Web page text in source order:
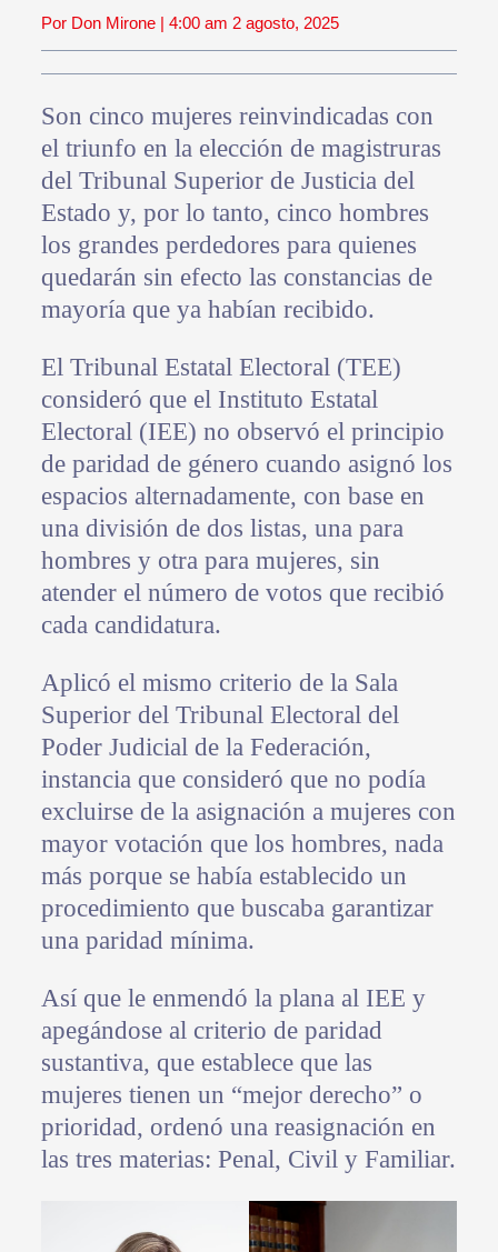
Por Don Mirone | 4:00 am 2 agosto, 2025
Son cinco mujeres reinvindicadas con
el triunfo en la elección de magistruras
del Tribunal Superior de Justicia del
Estado y, por lo tanto, cinco hombres
los grandes perdedores para quienes
quedarán sin efecto las constancias de
mayoría que ya habían recibido.
El Tribunal Estatal Electoral (TEE)
consideró que el Instituto Estatal
Electoral (IEE) no observó el principio
de paridad de género cuando asignó los
espacios alternadamente, con base en
una división de dos listas, una para
hombres y otra para mujeres, sin
atender el número de votos que recibió
cada candidatura.
Aplicó el mismo criterio de la Sala
Superior del Tribunal Electoral del
Poder Judicial de la Federación,
instancia que consideró que no podía
excluirse de la asignación a mujeres con
mayor votación que los hombres, nada
más porque se había establecido un
procedimiento que buscaba garantizar
una paridad mínima.
Así que le enmendó la plana al IEE y
apegándose al criterio de paridad
sustantiva, que establece que las
mujeres tienen un “mejor derecho” o
prioridad, ordenó una reasignación en
las tres materias: Penal, Civil y Familiar.